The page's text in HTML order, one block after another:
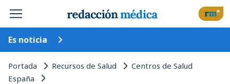
Es noticia
Portada Recursos de Salud Centros de Salud
España